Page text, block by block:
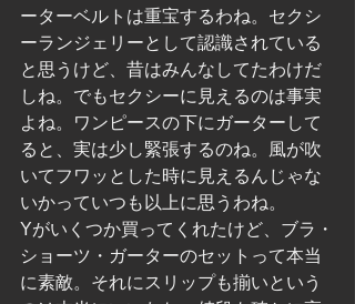
ーターベルトは重宝するわね。セクシ
ーランジェリーとして認識されている
と思うけど、昔はみんなしてたわけだ
しね。でもセクシーに見えるのは事実
よね。ワンピースの下にガーターして
ると、実は少し緊張するのね。風が吹
いてフワッとした時に見えるんじゃな
いかっていつも以上に思うわね。
Yがいくつか買ってくれたけど、ブラ・
ショーツ・ガーターのセットって本当
に素敵。それにスリップも揃いという